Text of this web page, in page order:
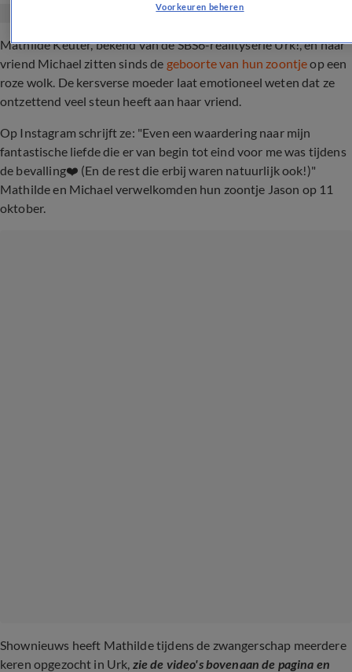
Mathilde Keuter, bekend van de SBS6-realityserie Urk!, en haar
vriend Michael zitten sinds de geboorte van hun zoontjeop een
roze wolk. De kersverse moeder laat emotioneel weten dat ze
ontzettend veel steun heeft aan haar vriend.
Op Instagram schrijft ze: "Even een waardering naar mijn
fantastische liefde die er van begin tot eind voor me was tijdens
de bevalling❤️ (En de rest die erbij waren natuurlijk ook!)"
Mathilde en Michael verwelkomden hun zoontje Jason op 11
oktober.
Shownieuws heeft Mathilde tijdens de zwangerschap meerdere
keren opgezocht in Urk, zie de video's bovenaan de pagina en
Voorkeuren beheren